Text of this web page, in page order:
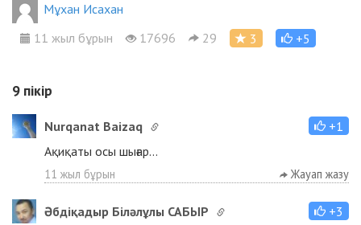
Мұхан Исахан
11 жыл бұрын
17696 29 3 +5
9 пікір
Nurqanat Baizaq
+1
Ақиқаты осы шығар...
11 жыл бұрын Жауап жазу
Әбдіқадыр Біләлұлы САБЫР +3